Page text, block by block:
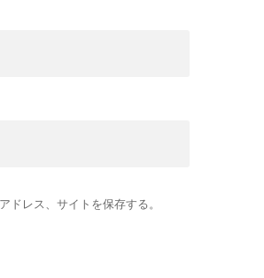
ドレス、サイトを保存する。